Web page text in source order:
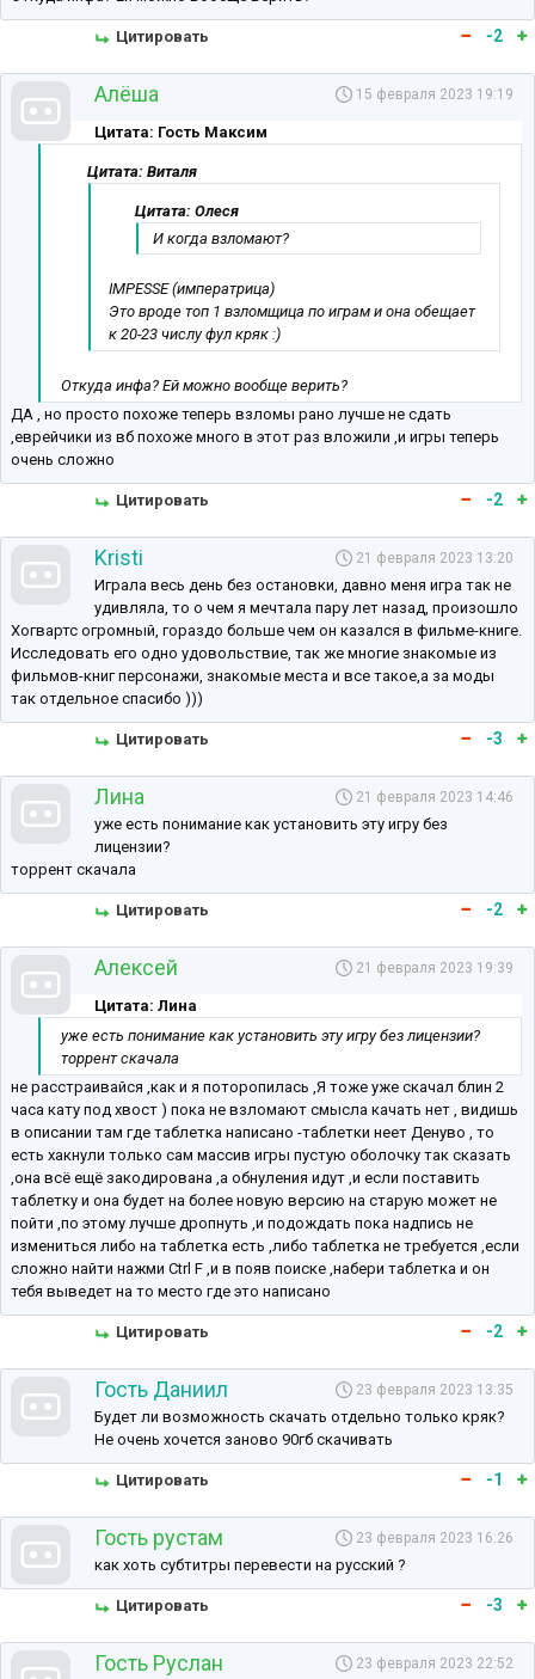
Цитировать -2
Алёша 15 февраля 2023 19:19
Цитата: Гость Максим
Цитата: Виталя
Цитата: Олеся
И когда взломают?
IMPESSE (императрица)
Это вроде топ 1 взломщица по играм и она обещает
к 20-23 числу фул кряк :)
Откуда инфа? Ей можно вообще верить?
ДА , но просто похоже теперь взломы рано лучше не сдать
,еврейчики из вб похоже много в этот раз вложили ,и игры теперь
очень сложно
Цитировать -2
Kristi 21 февраля 2023 13:20
Играла весь день без остановки, давно меня игра так не
удивляла, то о чем я мечтала пару лет назад, произошло
Хогвартс огромный, гораздо больше чем он казался в фильме-книге.
Исследовать его одно удовольствие, так же многие знакомые из
фильмов-книг персонажи, знакомые места и все такое,а за моды
так отдельное спасибо )))
Цитировать -3
Лина 21 февраля 2023 14:46
уже есть понимание как установить эту игру без
лицензии?
торрент скачала
Цитировать -2
Алексей 21 февраля 2023 19:39
Цитата: Лина
уже есть понимание как установить эту игру без лицензии?
торрент скачала
не расстраивайся ,как и я поторопилась ,Я тоже уже скачал блин 2
часа кату под хвост ) пока не взломают смысла качать нет , видишь
в описании там где таблетка написано -таблетки неет Денуво , то
есть хакнули только сам массив игры пустую оболочку так сказать
,она всё ещё закодирована ,а обнуления идут ,и если поставить
таблетку и она будет на более новую версию на старую может не
пойти ,по этому лучше дропнуть ,и подождать пока надпись не
измениться либо на таблетка есть ,либо таблетка не требуется ,если
сложно найти нажми Ctrl F ,и в появ поиске ,набери таблетка и он
тебя выведет на то место где это написано
Цитировать -2
Гость Даниил 23 февраля 2023 13:35
Будет ли возможность скачать отдельно только кряк?
Не очень хочется заново 90гб скачивать
Цитировать -1
Гость рустам 23 февраля 2023 16:26
как хоть субтитры перевести на русский ?
Цитировать -3
Гость Руслан 23 февраля 2023 22:52